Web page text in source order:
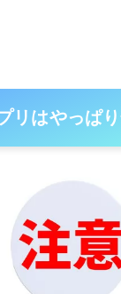
リはやっぱ